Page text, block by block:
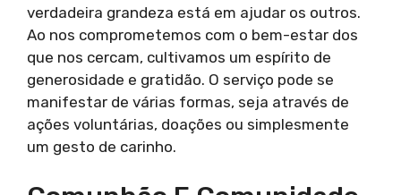
verdadeira grandeza está em ajudar os outros.
Ao nos comprometemos com o bem-estar dos
que nos cercam, cultivamos um espírito de
generosidade e gratidão. O serviço pode se
manifestar de várias formas, seja através de
ações voluntárias, doações ou simplesmente
um gesto de carinho.